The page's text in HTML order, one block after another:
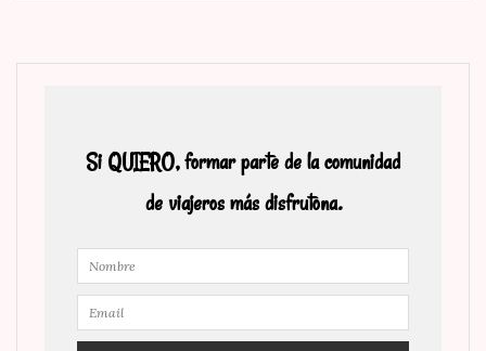
Si QUIERO, formar parte de la comunidad
de viajeros más disfrutona.